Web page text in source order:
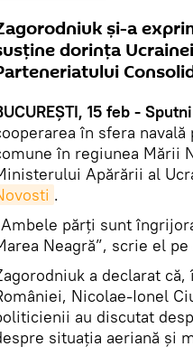
și-a
dorința
15 feb -
în sfera
în regiunea Mării
Apărării al
.
părți sunt
Neagră”, scrie el
a declarat
Nicolae-Ionel
au discutat
situația aeriană și